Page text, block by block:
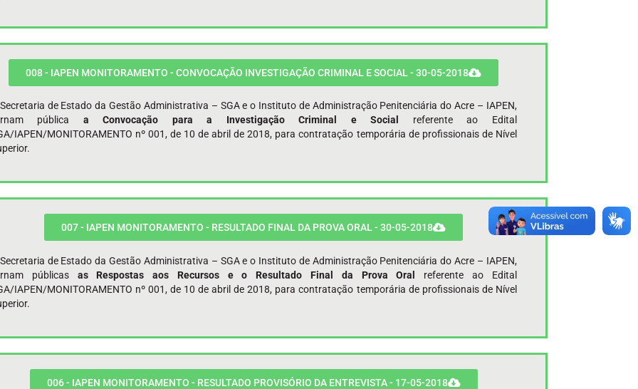
008 - IAPEN MONITORAMENTO - CONVOCAÇÃO INVESTIGAÇÃO CRIMINAL E SOCIAL - 30-05-2018
de Estado da Gestão Administrativa – SGA e o Instituto de Administração Penitenciária do Acre – IAPEN,
pública a Convocação para a Investigação Criminal e Social referente ao Edital
IAPEN/MONITORAMENTO nº 001, de 10 de abril de 2018, para contratação temporária de profissionais de Nível
007 - IAPEN MONITORAMENTO - RESULTADO FINAL DA PROVA ORAL - 30-05-2018
de Estado da Gestão Administrativa – SGA e o Instituto de Administração Penitenciária do Acre – IAPEN,
públicas as Respostas aos Recursos e o Resultado Final da Prova Oral referente ao Edital
IAPEN/MONITORAMENTO nº 001, de 10 de abril de 2018, para contratação temporária de profissionais de Nível
006 - IAPEN MONITORAMENTO - RESULTADO PROVISÓRIO DA ENTREVISTA - 17-05-2018